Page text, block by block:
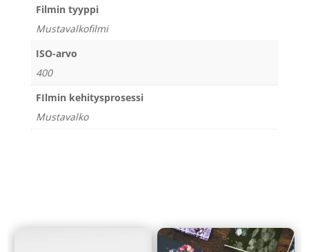
Filmin tyyppi
Mustavalkofilmi
ISO-arvo
400
FIlmin kehitysprosessi
Mustavalko